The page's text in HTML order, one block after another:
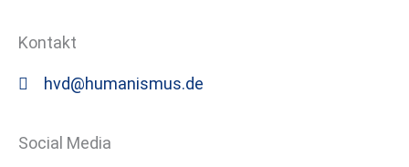
Kontakt
hvd@humanismus.de
Social Media